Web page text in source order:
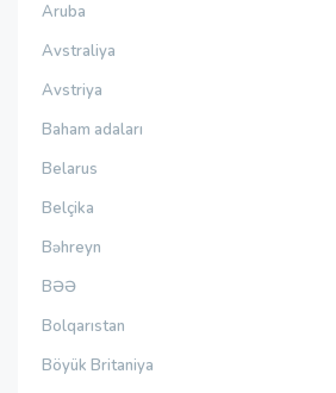
Aruba
Avstraliya
Avstriya
Baham adaları
Belarus
Belçika
Bəhreyn
BƏƏ
Bolqarıstan
Böyük Britaniya